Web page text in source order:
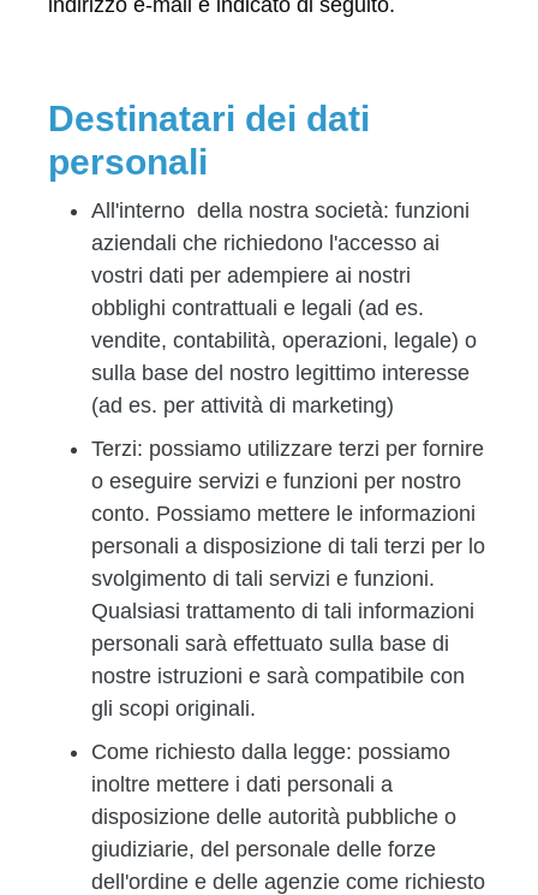
Destinatari dei dati
personali
All'interno della nostra società: funzioni
aziendali che richiedono l'accesso ai
vostri dati per adempiere ai nostri
obblighi contrattuali e legali (ad es.
vendite, contabilità, operazioni, legale) o
sulla base del nostro legittimo interesse
(ad es. per attività di marketing)
Terzi: possiamo utilizzare terzi per fornire
o eseguire servizi e funzioni per nostro
conto. Possiamo mettere le informazioni
personali a disposizione di tali terzi per lo
svolgimento di tali servizi e funzioni.
Qualsiasi trattamento di tali informazioni
personali sarà effettuato sulla base di
nostre istruzioni e sarà compatibile con
gli scopi originali.
Come richiesto dalla legge: possiamo
inoltre mettere i dati personali a
disposizione delle autorità pubbliche o
giudiziarie, del personale delle forze
dell'ordine e delle agenzie come richiesto